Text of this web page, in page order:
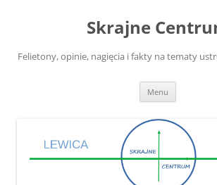
Skrajne
Felietony, opinie, nagięcia i fakty na tematy
Menu